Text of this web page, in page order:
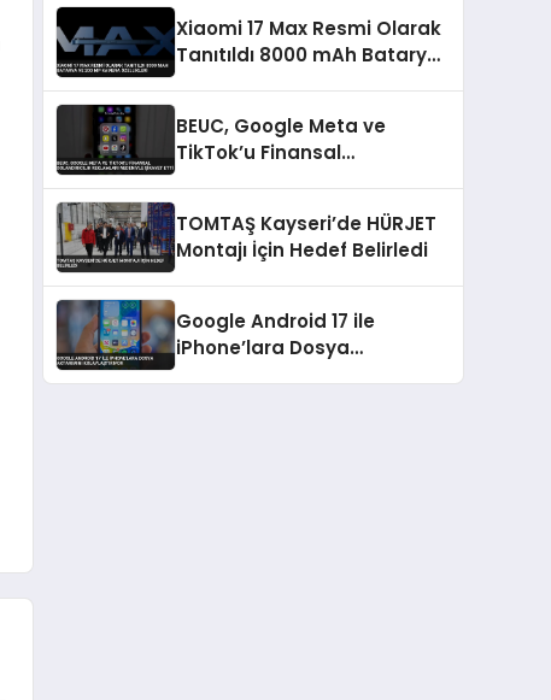
Xiaomi 17 Max Resmi Olarak
Tanıtıldı 8000 mAh Batarya
BEUC, Google Meta ve
TikTok’u Finansal
TOMTAŞ Kayseri’de HÜRJET
Montajı İçin Hedef Belirledi
Google Android 17 ile
iPhone’lara Dosya